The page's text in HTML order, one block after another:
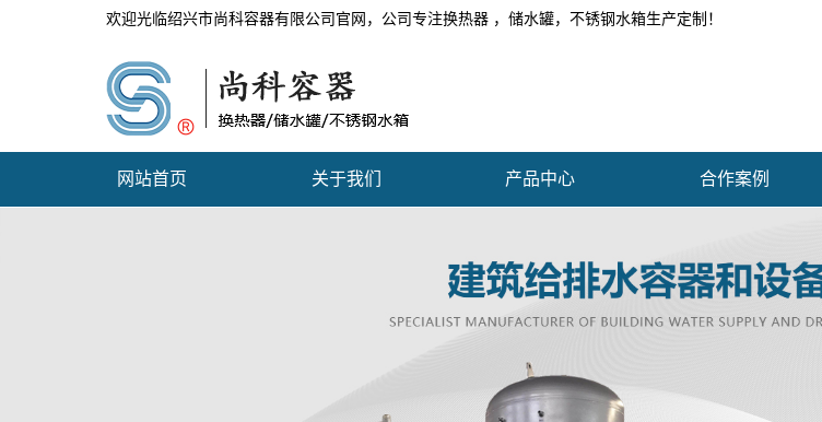
欢迎光临绍兴市尚科容器有限公司官网，公司专注换热器 ，储水罐，不锈钢水箱生产定制！
网站首页 关于我们 产品中心 合作案例